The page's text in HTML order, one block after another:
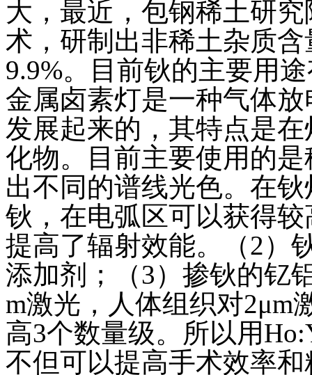
大，最近，包钢稀土研
术，研制出非稀土杂质
9.9%。目前钬的主要用
金属卤素灯是一种气体
发展起来的，其特点是
化物。目前主要使用的
出不同的谱线光色。在
钬，在电弧区可以获得
提高了辐射效能。（2）
添加剂；（3）掺钬的钇
m激光，人体组织对2μm
高3个数量级。所以用
不但可以提高手术效率